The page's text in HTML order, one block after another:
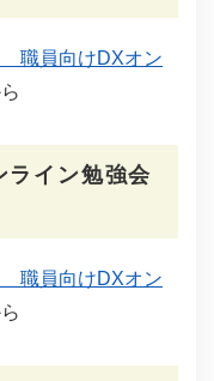
職員向けDXオン
ライン勉強会
職員向けDXオン